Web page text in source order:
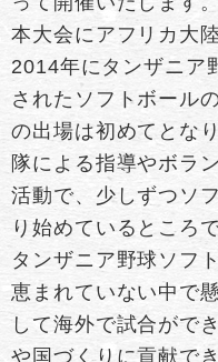
本大会にアフリカ大
2014年にタンザニア
されたソフトボール
の出場は初めてとな
隊による指導やボラ
活動で、少しずつソ
り始めているところで
タンザニア野球ソフ
恵まれていない中で
して海外で試合がで
や国づくりに貢献で